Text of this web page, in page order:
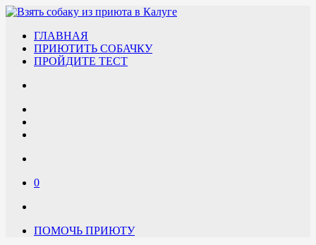
ГЛАВНАЯ
ПРИЮТИТЬ СОБАЧКУ
ПРОЙДИТЕ ТЕСТ
0
ПОМОЧЬ ПРИЮТУ